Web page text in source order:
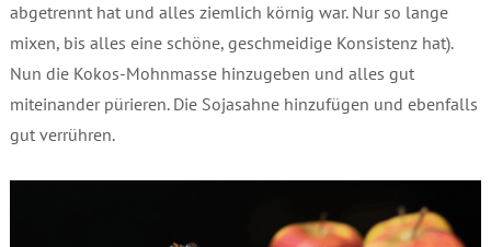
abgetrennt hat und alles ziemlich körnig war. Nur so lange
mixen, bis alles eine schöne, geschmeidige Konsistenz hat).
Nun die Kokos-Mohnmasse hinzugeben und alles gut
miteinander pürieren. Die Sojasahne hinzufügen und ebenfalls
gut verrühren.